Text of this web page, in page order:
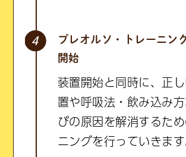
プレオルソ・トレーニン
開始
装置開始と同時に、正
置や呼吸法・飲み込み
びの原因を解消するた
ニングを行っていきます